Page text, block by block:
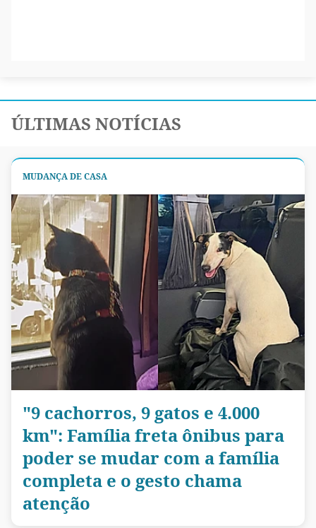
ÚLTIMAS NOTÍCIAS
MUDANÇA DE CASA
"9 cachorros, 9 gatos e 4.000
km": Família freta ônibus para
poder se mudar com a família
completa e o gesto chama
atenção